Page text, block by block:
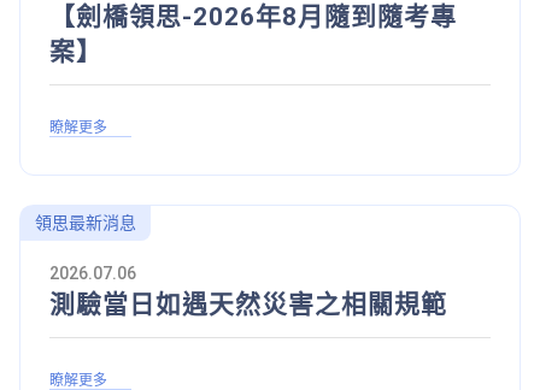
【劍橋領思-2026年8月隨到隨考專
案】
瞭解更多
2026.07.06
測驗當日如遇天然災害之相關規範
瞭解更多
領思最新消息